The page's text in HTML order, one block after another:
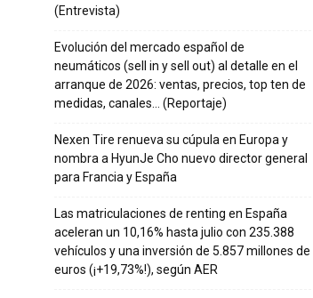
(Entrevista)
Evolución del mercado español de
neumáticos (sell in y sell out) al detalle en el
arranque de 2026: ventas, precios, top ten de
medidas, canales… (Reportaje)
Nexen Tire renueva su cúpula en Europa y
nombra a HyunJe Cho nuevo director general
para Francia y España
Las matriculaciones de renting en España
aceleran un 10,16% hasta julio con 235.388
vehículos y una inversión de 5.857 millones de
euros (¡+19,73%!), según AER